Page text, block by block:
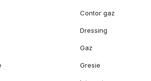
Contor gaz
Dressing
Gaz
Gresie